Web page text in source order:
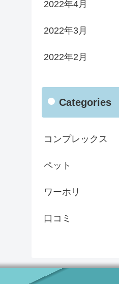
2022年4月
2022年3月
2022年2月
Categories
コンプレックス
ペット
ワーホリ
口コミ